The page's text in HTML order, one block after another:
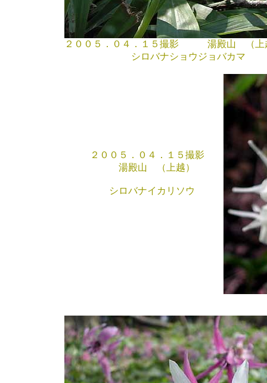
２００５．０４．１５撮影 湯殿山 （上
シロバナショウジョバカマ
２００５．０４．１５撮影
湯殿山 （上越）
シロバナイカリソウ